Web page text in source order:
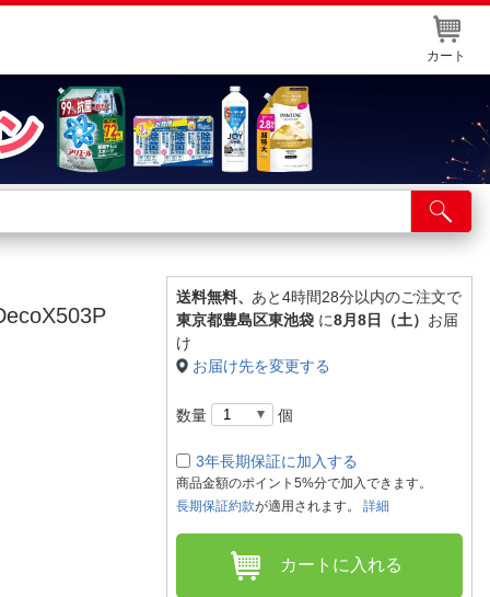
カート
舗サービス
ト取り置き
舗情報・店舗一覧
送料無料、 あと4時間28分以内のご注文で
東京都豊島区東池袋 に8月8日（土） お届
け
お届け先を変更する
数量 個
3年長期保証に加入する
商品金額のポイント5%分で加入できます。
長期保証約款が適用されます。 詳細
カートに入れる